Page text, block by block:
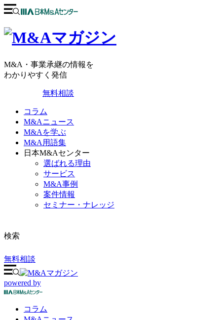
M&A・事業承継の情報を
わかりやすく発信
無料相談
コラム
M&Aニュース
M&Aを学ぶ
M&A用語集
日本M&Aセンター
選ばれる理由
サービス
M&A事例
案件情報
セミナー・ナレッジ
検索
無料相談
powered by
コラム